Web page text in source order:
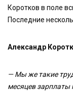
Коротков в поле
Последние
Александр
— Мы же такие
месяцев зарплаты